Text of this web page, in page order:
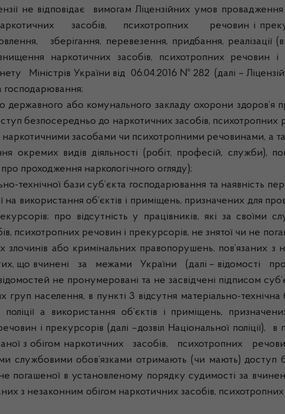
відповідає вимогам Ліцензійних умов провадження
засобів, психотропних речовин і
зберігання, перевезення, придбання, реалізації
наркотичних засобів, психотропних речовин
України від 06.04.2016 № 282 (далі –
господарювання;
або комунального закладу охорони здоров’я
безпосередньо до наркотичних засобів, психотропних
засобами чи психотропними речовинами, а
окремих видів діяльності (робіт, професій, служби),
проходження наркологічного огляду);
бази суб’єкта господарювання та наявність
на використання об’єктів і приміщень, призначених для
про відсутність у працівників, які за
психотропних речовин і прекурсорів, не знятої чи не
або кримінальних правопорушень, пов’язаних з
тих, що вчинені за межами України (далі – відомості
не пронумеровані та не засвідчені підписом
груп населення, в пункті 3 відсутня матеріально-
а використання об’єктів і приміщень,
і прекурсорів (далі –дозвіл Національної
з обігом наркотичних засобів, психотропних
службовими обов’язками отримають (чи мають)
погашеної в установленому порядку судимості за
з незаконним обігом наркотичних засобів,